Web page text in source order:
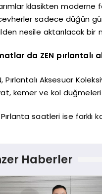
klasikten moderne
sadece düğün
nesile aktarılacak bir
da ZEN pırlantalı
Pırlantalı Aksesuar
kemer ve kol düğmeleri
Pırlanta saatleri ise
Haberler